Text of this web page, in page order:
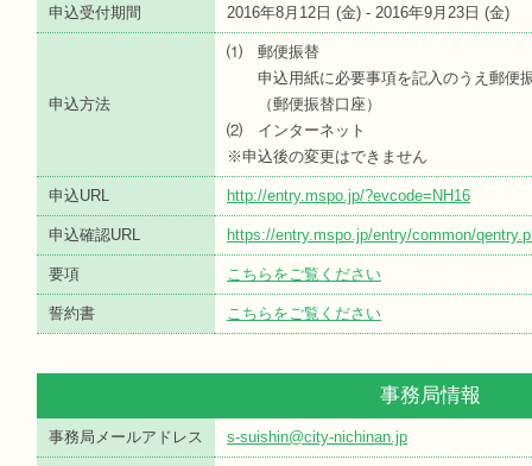
申込受付期間 2016年8月12日 (金) - 2016年9月23日 (金)
申込方法
⑴ 郵便振替
申込用紙に必要事項を記入のうえ郵便
（郵便振替口座）
⑵ インターネット
※申込後の変更はできません
申込URL http://entry.mspo.jp/?evcode=NH16
申込確認URL https://entry.mspo.jp/entry/common/
要項 こちらをご覧ください
誓約書 こちらをご覧ください
事務局情報
事務局メールアドレス s-suishin@city-nichinan.jp